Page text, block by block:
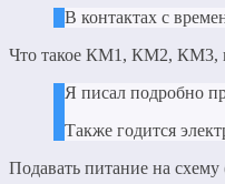
В контактах с
Что такое КМ1, КМ2, КМ3,
Я писал подробно
Также годится
Подавать питание на